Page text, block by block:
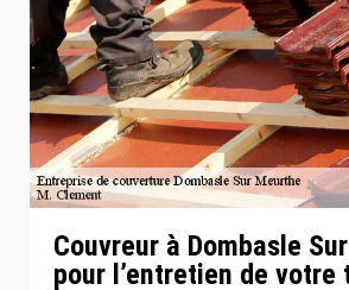
Couvreur à Dombasle
pour l’entretien de votre